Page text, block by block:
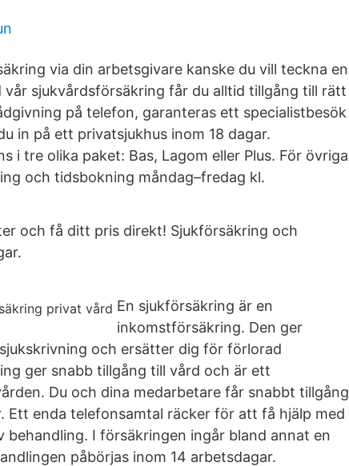
via din arbetsgivare kanske du vill teckna en
sjukvårdsförsäkring får du alltid tillgång till rätt
på telefon, garanteras ett specialistbesök
in på ett privatsjukhus inom 18 dagar.
i tre olika paket: Bas, Lagom eller Plus. För övriga
och tidsbokning måndag–fredag kl.
och få ditt pris direkt! Sjukförsäkring och
En sjukförsäkring är en
inkomstförsäkring. Den ger
och ersätter dig för förlorad
ger snabb tillgång till vård och är ett
Du och dina medarbetare får snabbt tillgång
Ett enda telefonsamtal räcker för att få hjälp med
I försäkringen ingår bland annat en
påbörjas inom 14 arbetsdagar.